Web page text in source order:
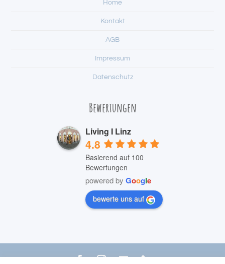
Home
Kontakt
AGB
Impressum
Datenschutz
Bewertungen
Living I Linz
4.8
Basierend auf 100
Bewertungen
powered by Google
bewerte uns auf